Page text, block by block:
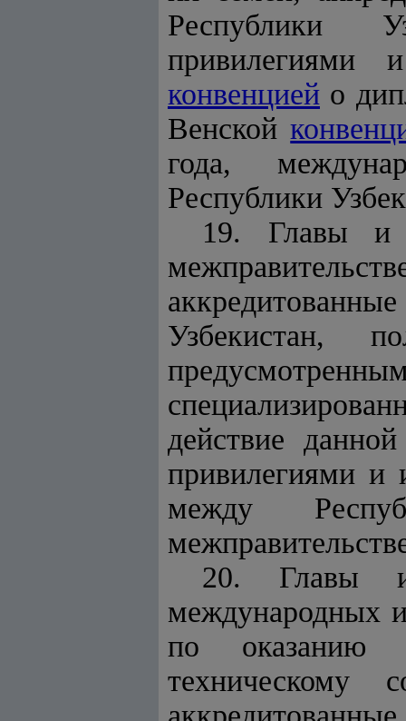
Республики
привилегиями
конвенцией о
Венской
года,
Республики
19. Главы и
Узбекистан,
действие
привилегиями и
между
20. Главы и
международных
по оказанию
техническому